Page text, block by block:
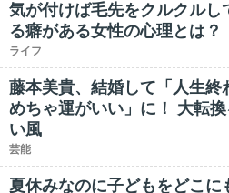
気が付けば毛先をクルクル
る癖がある女性の心理とは？
ライフ
藤本美貴、結婚して「人生終
めちゃ運がいい」に！ 大転
い風
芸能
夏休みなのに子どもをどこに